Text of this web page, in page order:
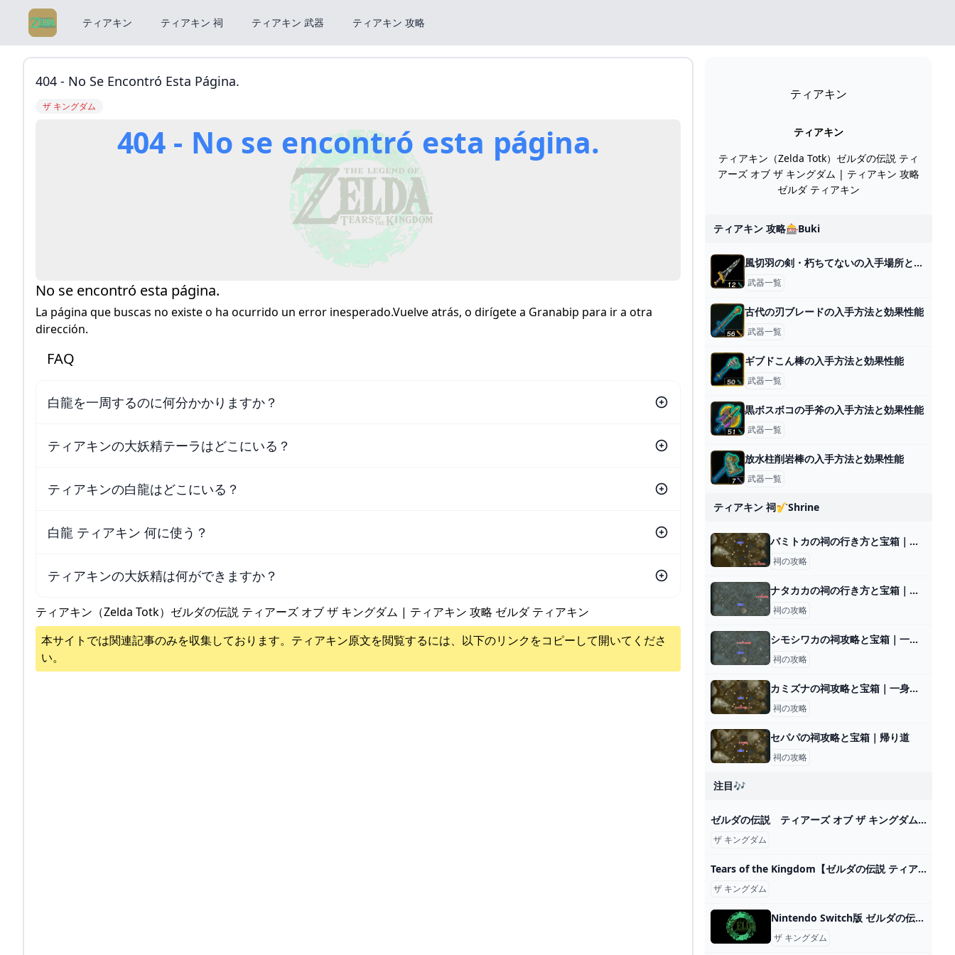
ティアキン ティアキン 祠 ティアキン 武器 ティアキン 攻略
404 - No Se Encontró Esta Página.
ザ キングダム
404 - No se encontró esta página.
No se encontró esta página.
La página que buscas no existe o ha ocurrido un error inesperado.Vuelve atrás, o dirígete a Granabip para ir a otra
dirección.
FAQ
白龍を一周するのに何分かかりますか？
ティアキンの大妖精テーラはどこにいる？
ティアキンの白龍はどこにいる？
白龍 ティアキン 何に使う？
ティアキンの大妖精は何ができますか？
ティアキン（Zelda Totk）ゼルダの伝説 ティアーズ オブ ザ キングダム | ティアキン 攻略 ゼルダ ティアキン
本サイトでは関連記事のみを収集しております。 ティアキン原文を閲覧するには、以下のリンクをコピーして開いてくださ
い。
ティアキン
ティアキン
ティアキン（Zelda Totk）ゼルダの伝説 ティ
アーズ オブ ザ キングダム | ティアキン 攻略
ゼルダ ティアキン
ティアキン 攻略🎰buki
風切羽の剣・朽ちてないの入手場所と効果
武器一覧
古代の刃ブレードの入手方法と効果性能
武器一覧
ギブドこん棒の入手方法と効果性能
武器一覧
黒ボスボコの手斧の入手方法と効果性能
武器一覧
放水柱削岩棒の入手方法と効果性能
武器一覧
ティアキン 祠🎷shrine
バミトカの祠の行き方と宝箱｜ラウルの祝福
祠の攻略
ナタカカの祠の行き方と宝箱｜ラウルの祝福
祠の攻略
シモシワカの祠攻略と宝箱｜一身の戦い 暗闇
祠の攻略
カミズナの祠攻略と宝箱｜一身の戦い 初等
祠の攻略
セパパの祠攻略と宝箱｜帰り道
祠の攻略
注目🎶
ゼルダの伝説 ティアーズ オブ ザ キングダム 1st トレーラー - YouTube
ザ キングダム
Tears of the Kingdom【ゼルダの伝説 ティアーズ オブ ザ キングダム】#36 -ED- - YouTube
ザ キングダム
Nintendo Switch版 ゼルダの伝説 ティアーズ オブ ザ キングダム まとめページ
ザ キングダム